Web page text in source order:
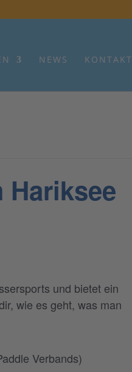
NEWS KONTAKT
Hariksee
und bietet ein
wie es geht, was man
Verbands)